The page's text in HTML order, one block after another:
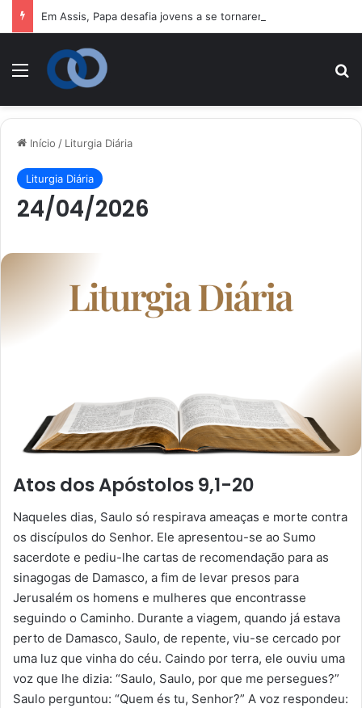
Menu
Início / Liturgia Diária
Liturgia Diária
24/04/2026
Atos dos Apóstolos 9,1-20
Naqueles dias, Saulo só respirava ameaças e morte contra
os discípulos do Senhor. Ele apresentou-se ao Sumo
sacerdote e pediu-lhe cartas de recomendação para as
sinagogas de Damasco, a fim de levar presos para
Jerusalém os homens e mulheres que encontrasse
seguindo o Caminho. Durante a viagem, quando já estava
perto de Damasco, Saulo, de repente, viu-se cercado por
uma luz que vinha do céu. Caindo por terra, ele ouviu uma
voz que lhe dizia: “Saulo, Saulo, por que me persegues?”
Saulo perguntou: “Quem és tu, Senhor?” A voz respondeu: